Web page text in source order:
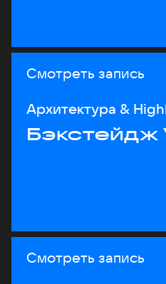
Смотреть запись
Архитектура &
Бэкстейдж
Смотреть запись